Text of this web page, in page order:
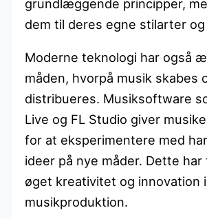
grundlæggende principper,
dem til deres egne stilarter
Moderne teknologi har også
måden, hvorpå musik skabes
distribueres. Musiksoftware
Live og FL Studio giver
for at eksperimentere med
ideer på nye måder. Dette
øget kreativitet og innovation
musikproduktion.